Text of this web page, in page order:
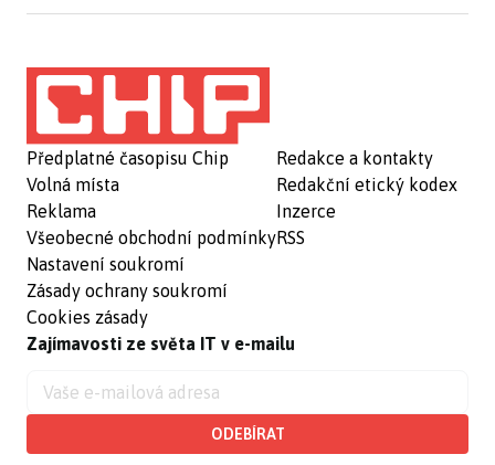
Předplatné časopisu Chip
Volná místa
Reklama
Všeobecné obchodní podmínky
Nastavení soukromí
Zásady ochrany soukromí
Cookies zásady
Redakce a kontakty
Redakční etický kodex
Inzerce
RSS
Zajímavosti ze světa IT v e-mailu
ODEBÍRAT